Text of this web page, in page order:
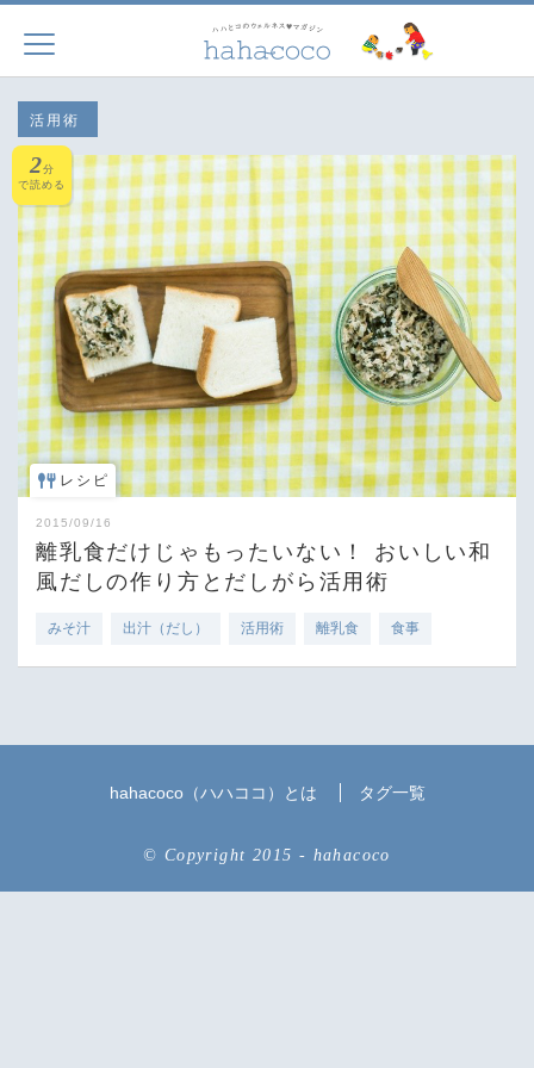
活用術
レシピ
2分
で読める
2015/09/16
離乳食だけじゃもったいない！ おいしい和
風だしの作り方とだしがら活用術
みそ汁 出汁（だし） 活用術 離乳食 食事
hahacoco（ハハココ）とは タグ一覧
© Copyright 2015 - hahacoco